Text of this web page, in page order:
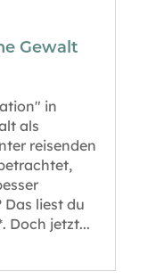
Gewalt
in
als
reisenden
Das liest du
Doch jetzt...